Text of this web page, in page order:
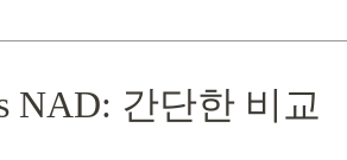
NAD: 간단한 비교